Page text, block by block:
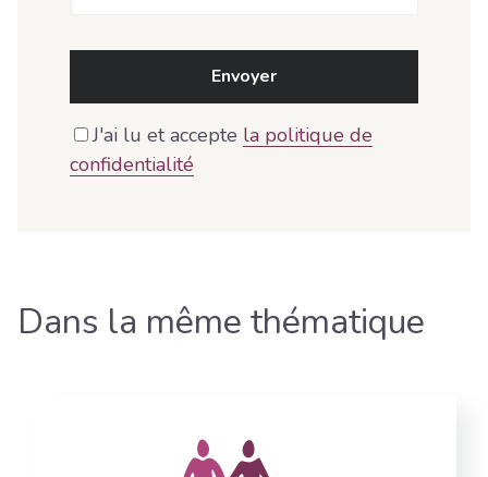
J'ai lu et accepte la politique de
confidentialité
Envoyer
Dans la même thématique